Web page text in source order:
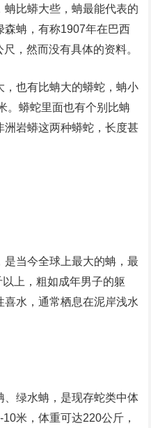
蚺比蟒大些，蚺最能代表的
森蚺，有称1907年在巴西
，然而没有具体的资料。
，也有比蚺大的蟒蛇，蚺小
。蟒蛇里面也有个别比蚺
洲岩蟒这两种蟒蛇，长度甚
当今全球上最大的蚺，最
上，粗如成年男子的躯
水，通常栖息在泥岸浅水
、绿水蚺，是现存蛇类中体
米，体重可达220公斤，